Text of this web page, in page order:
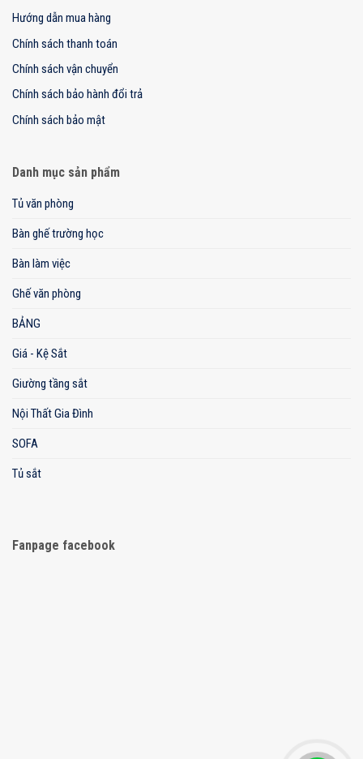
Hướng dẫn mua hàng
Chính sách thanh toán
Chính sách vận chuyển
Chính sách bảo hành đổi trả
Chính sách bảo mật
Danh mục sản phẩm
Tủ văn phòng
Bàn ghế trường học
Bàn làm việc
Ghế văn phòng
BẢNG
Giá - Kệ Sắt
Giường tầng sắt
Nội Thất Gia Đình
SOFA
Tủ sắt
Fanpage facebook